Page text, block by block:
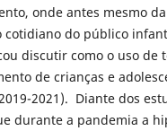
onde antes mesmo
cotidiano do público
discutir como o uso de
de crianças e
2021). Diante dos
durante a pandemia a